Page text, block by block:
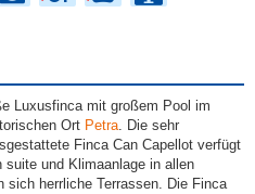
Luxusfinca mit großem Pool im
Ort Petra. Die sehr
Finca Can Capellot verfügt
und Klimaanlage in allen
sich herrliche Terrassen. Die Finca